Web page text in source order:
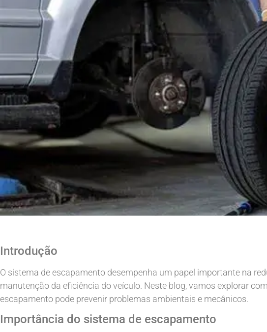
Introdução
O sistema de escapamento desempenha um papel importante na
manutenção da eficiência do veículo. Neste blog, vamos explorar
escapamento pode prevenir problemas ambientais e mecânicos.
Importância do sistema de escapamento